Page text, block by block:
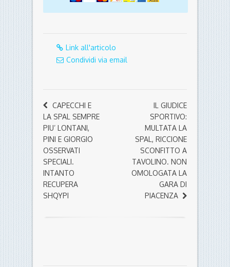
Link all'articolo
Condividi via email
CAPECCHI E
LA SPAL SEMPRE
PIU’ LONTANI,
PINI E GIORGIO
OSSERVATI
SPECIALI.
INTANTO
RECUPERA
SHQYPI
IL GIUDICE
SPORTIVO:
MULTATA LA
SPAL, RICCIONE
SCONFITTO A
TAVOLINO. NON
OMOLOGATA LA
GARA DI
PIACENZA